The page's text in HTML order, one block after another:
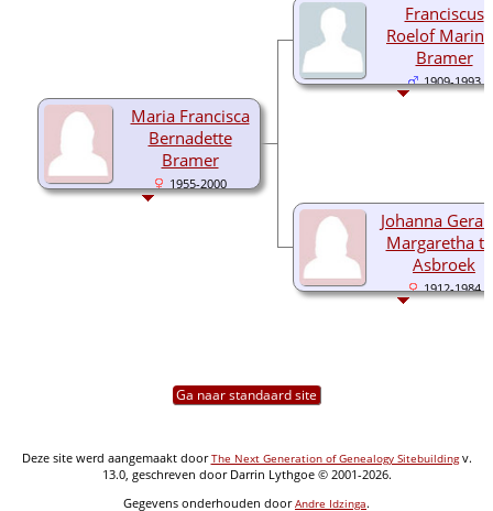
Maria Francisca
Bernadette
Bramer
1955-2000
Franciscus
Roelof
Bramer
1909-1993
Johanna
Margaretha
Asbroek
1912-1984
Ga naar standaard site
Deze site werd aangemaakt doorThe Next Generation of Genealogy Sitebuildingv.
13.0, geschreven door Darrin Lythgoe © 2001-2026.
Gegevens onderhouden doorAndre Idzinga.